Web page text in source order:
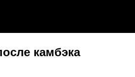
камбэка